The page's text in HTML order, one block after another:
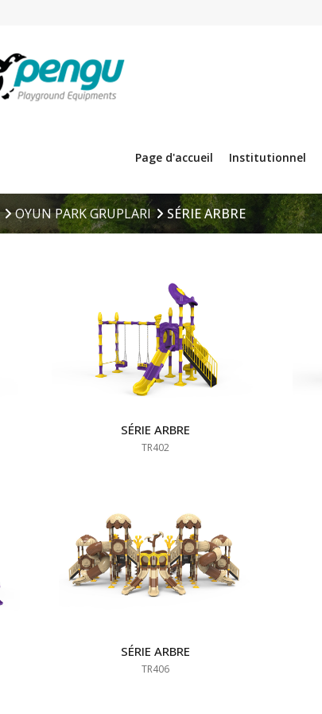
Page d'accueil Institutionnel
OYUN PARK GRUPLARI SÉRIE ARBRE
SÉRIE ARBRE
TR402
SÉRIE ARBRE
TR406